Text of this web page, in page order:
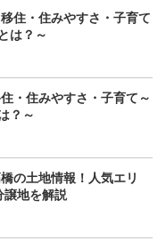
だけ抑えることで、室
できます。
露目会開催
のコンセプトハウ
住・住みやすさ・子育て
は？～
・住みやすさ・子育て～
？～
の土地情報！人気エリ
譲地を解説